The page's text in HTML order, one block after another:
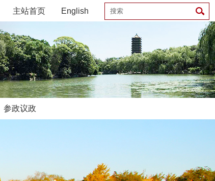
主站首页 English
参政议政